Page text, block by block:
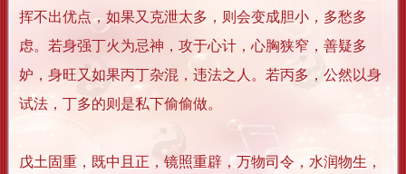
挥不出优点，如果又克泄太多，则会变成胆小，多愁多
虑。若身强丁火为忌神，攻于心计，心胸狭窄，善疑多
妒，身旺又如果丙丁杂混，违法之人。若丙多，公然以身
试法，丁多的则是私下偷偷做。
戊土固重，既中且正，镜照重辟，万物司令，水润物生，